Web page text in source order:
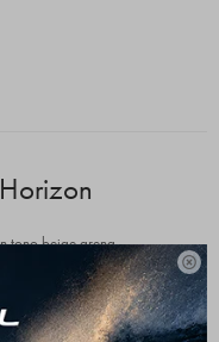

tono beige arena
textura sutil le
sobriedad,
combinar y